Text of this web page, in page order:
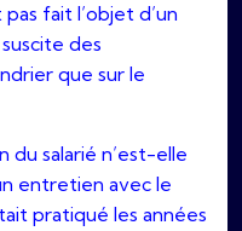
fait l’objet d’un
des
que sur le
du salarié n’est-elle
entretien avec le
pratiqué les années